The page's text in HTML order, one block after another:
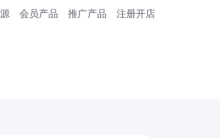
会员产品 推广产品 注册开店